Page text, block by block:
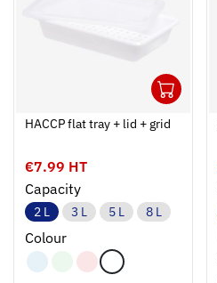
HACCP flat tray + lid + grid
€7.99 HT
Capacity
2 L 3 L 5 L 8 L
Colour